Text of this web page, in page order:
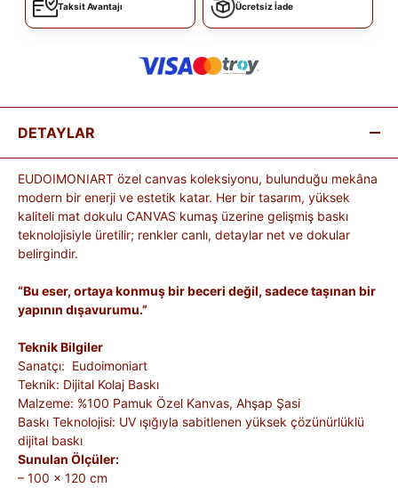
Taksit Avantajı Ücretsiz İade
DETAYLAR
EUDOIMONIART özel canvas koleksiyonu, bulunduğu mekâna
modern bir enerji ve estetik katar. Her bir tasarım, yüksek
kaliteli mat dokulu CANVAS kumaş üzerine gelişmiş baskı
teknolojisiyle üretilir; renkler canlı, detaylar net ve dokular
belirgindir.
“Bu eser, ortaya konmuş bir beceri değil, sadece taşınan bir
yapının dışavurumu.”
Teknik Bilgiler
Sanatçı: Eudoimoniart
Teknik: Dijital Kolaj Baskı
Malzeme: %100 Pamuk Özel Kanvas, Ahşap Şasi
Baskı Teknolojisi: UV ışığıyla sabitlenen yüksek çözünürlüklü
dijital baskı
Sunulan Ölçüler:
– 100 x 120 cm